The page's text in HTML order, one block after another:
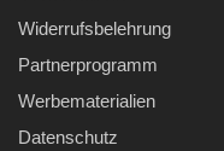
Widerrufsbelehrung
Partnerprogramm
Werbematerialien
Datenschutz